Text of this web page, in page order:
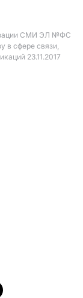
СМИ ЭЛ №ФС
в сфере связи,
23.11.2017